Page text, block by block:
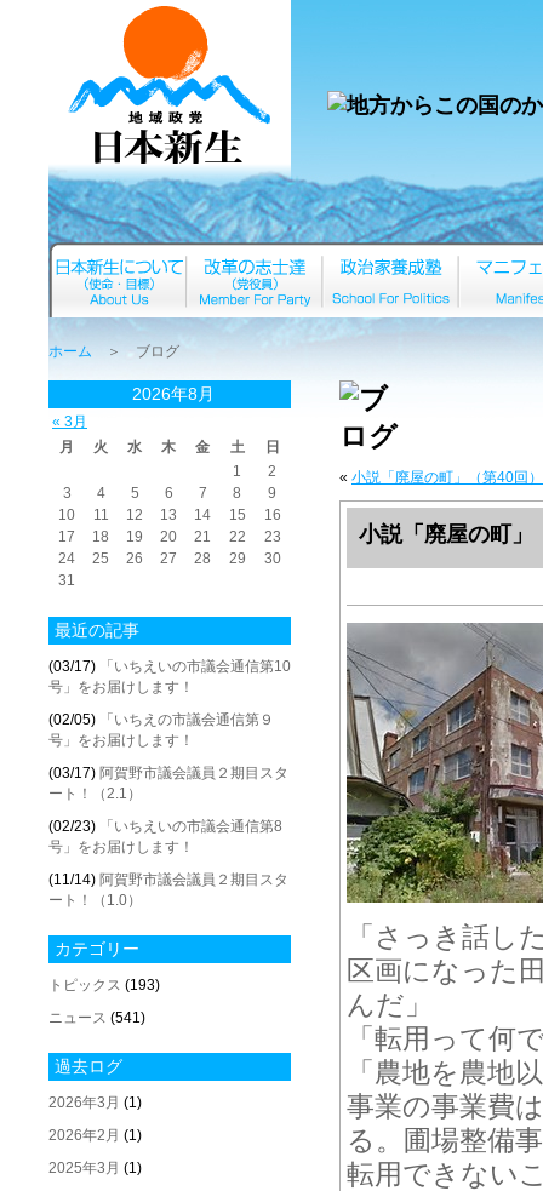
ホーム ＞ ブログ
2026年8月
« 3月
月
火 水 木 金 土
日
1
2
3
4 5 6 7 8
9
10
11 12 13 14 15
16
17
18 19 20 21 22
23
24
25 26 27 28 29
30
31
最近の記事
(03/17)
「いちえいの市議会通信第10
号」をお届けします！
(02/05)
「いちえの市議会通信第９
号」をお届けします！
(03/17) 阿賀野市議会議員２期目スタ
ート！（2.1）
(02/23)
「いちえいの市議会通信第8
号」をお届けします！
(11/14) 阿賀野市議会議員２期目スタ
ート！（1.0）
カテゴリー
トピックス (193)
ニュース (541)
過去ログ
2026年3月 (1)
2026年2月 (1)
2025年3月 (1)
« 小説「廃屋の町」（第40回）
小説「廃屋の町」
「さっき話し
区画になった
んだ」
「転用って何
「農地を農地
事業の事業費
る。圃場整備
転用できない